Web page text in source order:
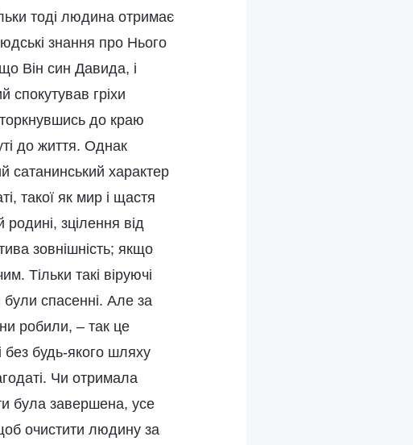
тоді людина отримає
знання про Нього
Він син Давида, і
гріхи
до краю
до життя. Однак
сатанинський характер
такої як мир і щастя
родині, зцілення від
зовнішність; якщо
Тільки такі віруючі
спасенні. Але за
робили, – так це
без будь-якого шляху
Чи отримала
була завершена, усе
очистити людину за